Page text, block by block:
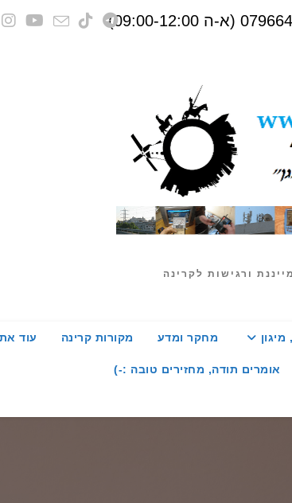
ורגישות לקרינה
מחקר ומדע מקורות קרינה עוד
אומרים תודה, מחזירים טובה :-)